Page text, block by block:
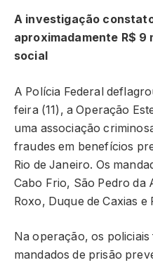
A investigação
aproximadamente R$ 9
social
A Polícia Federal
feira (11), a Operação
uma associação
fraudes em benefícios
Rio de Janeiro. Os
Cabo Frio, São Pedro da
Roxo, Duque de Caxias e
Na operação, os
mandados de prisão